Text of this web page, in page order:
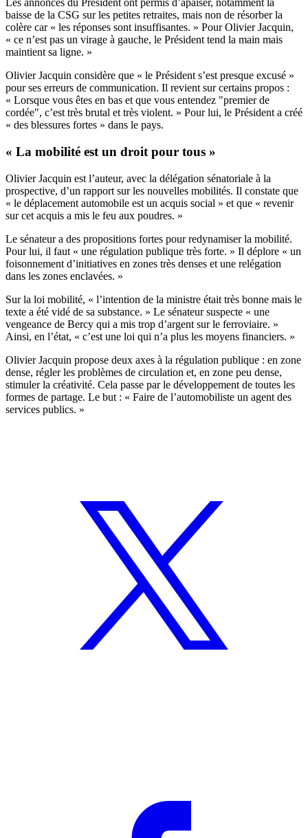
Les annonces du Président ont permis d’apaiser, notamment la
baisse de la CSG sur les petites retraites, mais non de résorber la
colère car « les réponses sont insuffisantes. » Pour Olivier Jacquin,
« ce n’est pas un virage à gauche, le Président tend la main mais
maintient sa ligne. »
Olivier Jacquin considère que « le Président s’est presque excusé »
pour ses erreurs de communication. Il revient sur certains propos :
« Lorsque vous êtes en bas et que vous entendez "premier de
cordée", c’est très brutal et très violent. » Pour lui, le Président a créé
« des blessures fortes » dans le pays.
« La mobilité est un droit pour tous »
Olivier Jacquin est l’auteur, avec la délégation sénatoriale à la
prospective, d’un rapport sur les nouvelles mobilités. Il constate que
« le déplacement automobile est un acquis social » et que « revenir
sur cet acquis a mis le feu aux poudres. »
Le sénateur a des propositions fortes pour redynamiser la mobilité.
Pour lui, il faut « une régulation publique très forte. » Il déplore « un
foisonnement d’initiatives en zones très denses et une relégation
dans les zones enclavées. »
Sur la loi mobilité, « l’intention de la ministre était très bonne mais le
texte a été vidé de sa substance. » Le sénateur suspecte « une
vengeance de Bercy qui a mis trop d’argent sur le ferroviaire. »
Ainsi, en l’état, « c’est une loi qui n’a plus les moyens financiers. »
Olivier Jacquin propose deux axes à la régulation publique : en zone
dense, régler les problèmes de circulation et, en zone peu dense,
stimuler la créativité. Cela passe par le développement de toutes les
formes de partage. Le but : « Faire de l’automobiliste un agent des
services publics. »